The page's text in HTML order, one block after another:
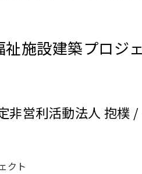
祉施設建築プロジ
非営利活動法人 抱樸
クト